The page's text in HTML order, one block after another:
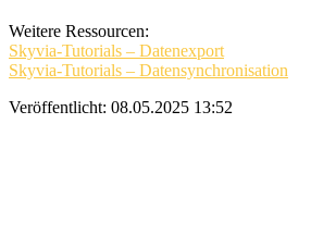
Weitere Ressourcen:
Skyvia-Tutorials – Datenexport
Skyvia-Tutorials – Datensynchronisation
Veröffentlicht: 08.05.2025 13:52